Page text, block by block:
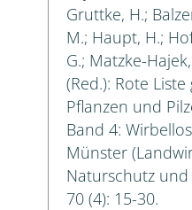
Gruttke, H.;
M.; Haupt, H.;
G.; Matzke-
(Red.): Rote
Pflanzen und
Band 4:
Münster
Naturschutz und
70 (4): 15-30.